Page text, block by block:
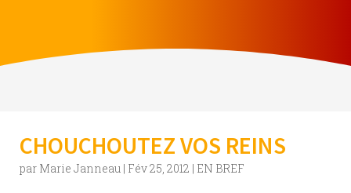
CHOUCHOUTEZ VOS REINS
par Marie Janneau | Fév 25, 2012 | EN BREF